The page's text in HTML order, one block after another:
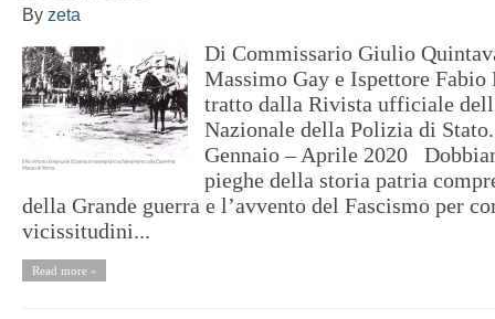
By zeta
Di Commissario Giulio
Massimo Gay e Ispettore
tratto dalla Rivista ufficiale
Nazionale della Polizia di
Gennaio – Aprile 2020
pieghe della storia patria
della Grande guerra e l’avvento del Fascismo per
vicissitudini...
Read more »